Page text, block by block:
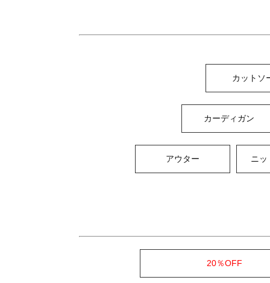
カットソ
カーディガン
アウター ニッ
20％OFF